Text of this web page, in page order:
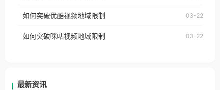
权限制所困扰。
制问题，且仅能在中国大陆地区播放。 遇到这个问题
户收听网易云音乐地区版权限制」的问题，无论人在
如何突破优酷视频地域限制 03-22
如何突破咪咕视频地域限制 03-22
最新资讯